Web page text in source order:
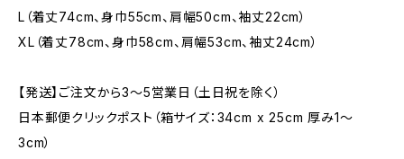
L（着丈74cm、身巾55cm、肩幅50cm、袖丈22cm）
XL（着丈78cm、身巾58cm、肩幅53cm、袖丈24cm）
【発送】ご注文から3〜5営業日（土日祝を除く）
日本郵便クリックポスト（箱サイズ：34cm x 25cm 厚み1〜
3cm）